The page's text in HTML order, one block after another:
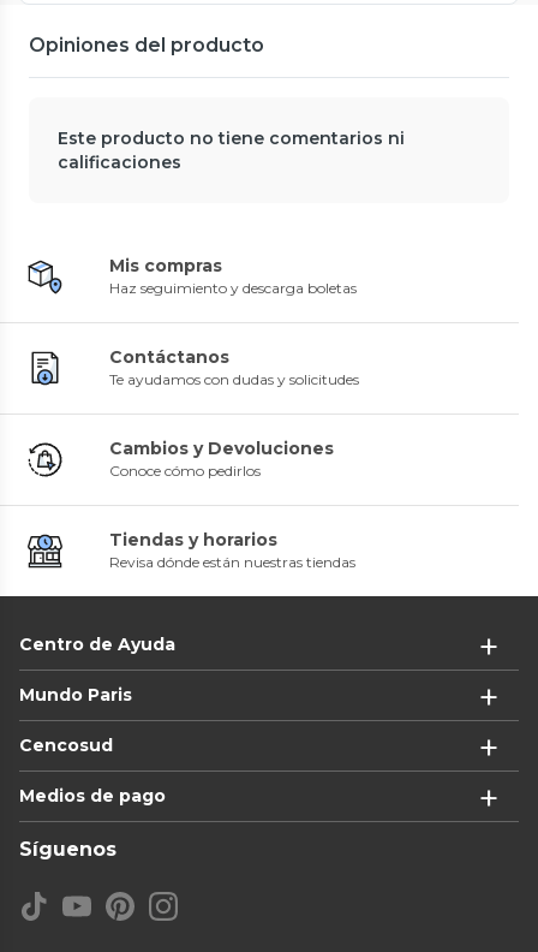
Opiniones del producto
Este producto no tiene comentarios ni
calificaciones
Mis compras
Haz seguimiento y descarga boletas
Contáctanos
Te ayudamos con dudas y solicitudes
Cambios y Devoluciones
Conoce cómo pedirlos
Tiendas y horarios
Revisa dónde están nuestras tiendas
Centro de Ayuda
Mundo Paris
Cencosud
Medios de pago
Síguenos